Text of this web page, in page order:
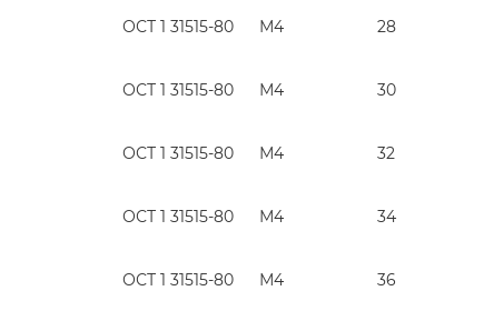
ОСТ 1 31515-80 М4 28
ОСТ 1 31515-80 М4 30
ОСТ 1 31515-80 М4 32
ОСТ 1 31515-80 М4 34
ОСТ 1 31515-80 М4 36